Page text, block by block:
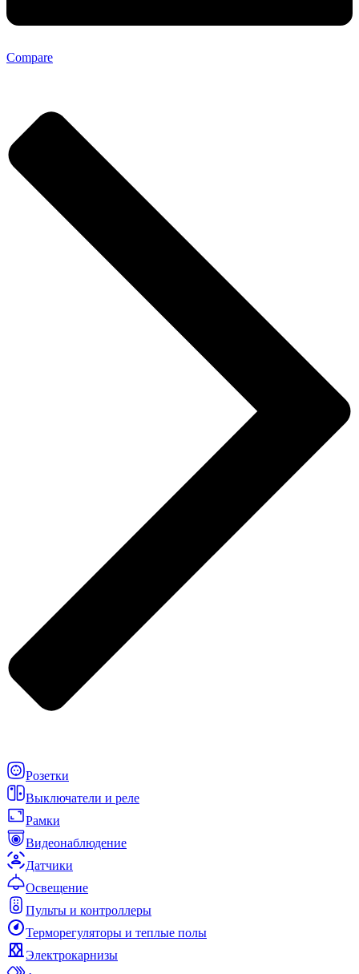
Compare
Розетки
Выключатели и реле
Рамки
Видеонаблюдение
Датчики
Освещение
Пульты и контроллеры
Терморегуляторы и теплые полы
Электрокарнизы